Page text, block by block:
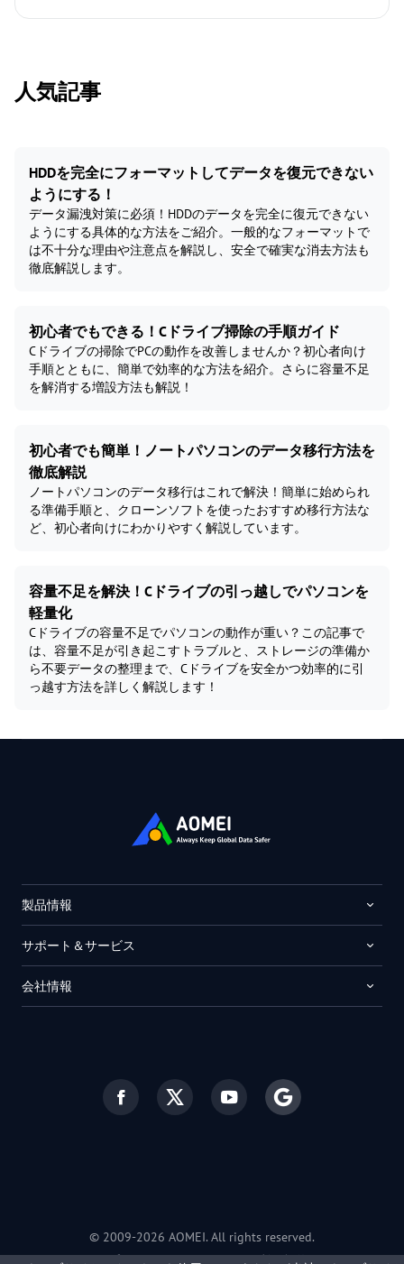
人気記事
HDDを完全にフォーマットしてデータを復元できない
ようにする！
データ漏洩対策に必須！HDDのデータを完全に復元できない
ようにする具体的な方法をご紹介。一般的なフォーマットで
は不十分な理由や注意点を解説し、安全で確実な消去方法も
徹底解説します。
初心者でもできる！Cドライブ掃除の手順ガイド
Cドライブの掃除でPCの動作を改善しませんか？初心者向け
手順とともに、簡単で効率的な方法を紹介。さらに容量不足
を解消する増設方法も解説！
初心者でも簡単！ノートパソコンのデータ移行方法を
徹底解説
ノートパソコンのデータ移行はこれで解決！簡単に始められ
る準備手順と、クローンソフトを使ったおすすめ移行方法な
ど、初心者向けにわかりやすく解説しています。
容量不足を解決！Cドライブの引っ越しでパソコンを
軽量化
Cドライブの容量不足でパソコンの動作が重い？この記事で
は、容量不足が引き起こすトラブルと、ストレージの準備か
ら不要データの整理まで、Cドライブを安全かつ効率的に引
っ越す方法を詳しく解説します！
製品情報
サポート＆サービス
会社情報
© 2009-2026 AOMEI. All rights reserved.
プライバシーポリシー
| 利用規約